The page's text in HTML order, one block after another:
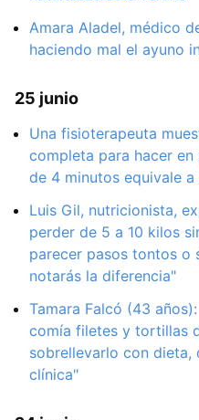
Amara Aladel, médico
haciendo mal el ayuno
25 junio
Una fisioterapeuta
completa para hacer
de 4 minutos equivale
Luis Gil, nutricionista,
perder de 5 a 10 kilos
parecer pasos tontos o
notarás la diferencia"
Tamara Falcó (43
comía filetes y tortillas
sobrellevarlo con
clínica"